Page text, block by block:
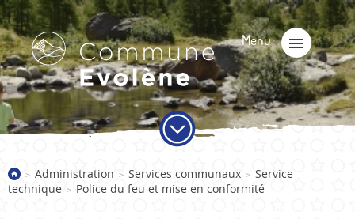
> Administration > Services communaux > Service
technique > Police du feu et mise en conformité